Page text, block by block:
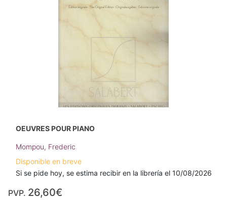
OEUVRES POUR PIANO
Mompou, Frederic
Disponible en breve
Si se pide hoy, se estima recibir en la librería el 10/08/2026
PVP. 26,60€